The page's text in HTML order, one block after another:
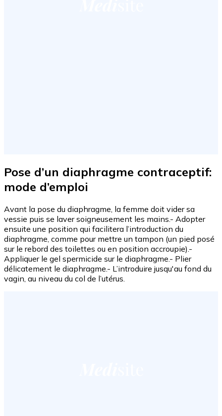
Pose d’un diaphragme contraceptif:
mode d’emploi
Avant la pose du diaphragme, la femme doit vider sa
vessie puis se laver soigneusement les mains.- Adopter
ensuite une position qui facilitera l’introduction du
diaphragme, comme pour mettre un tampon (un pied posé
sur le rebord des toilettes ou en position accroupie).-
Appliquer le gel spermicide sur le diaphragme.- Plier
délicatement le diaphragme.- L’introduire jusqu'au fond du
vagin, au niveau du col de l’utérus.